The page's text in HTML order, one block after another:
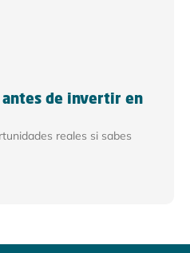
antes de invertir en
reales si sabes